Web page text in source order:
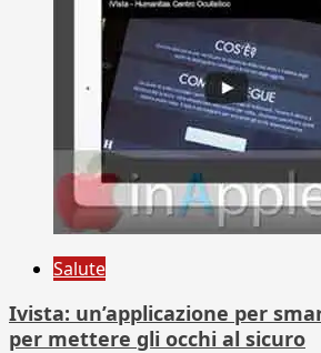
Salute
Ivista: un’applicazione per
per mettere gli occhi al sicuro